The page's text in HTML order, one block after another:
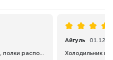
Холодильник отличный, большой, полки расположены удобно, доставили раньше срока, спасибо Каспи.
Айгуль